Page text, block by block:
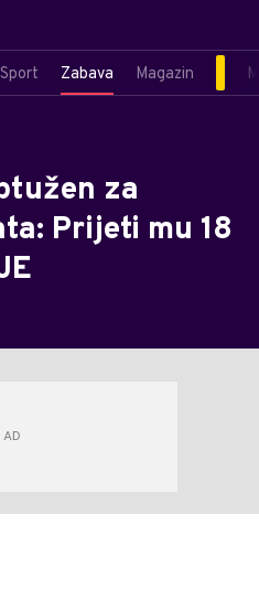
Sport Zabava Magazin
za
Prijeti mu 18